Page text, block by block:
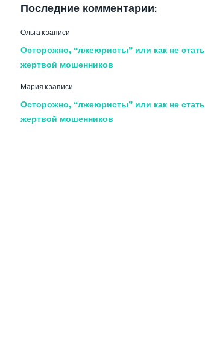
Последние комментарии:
Ольга к записи
Осторожно, “лжеюристы” или как не стать
жертвой мошенников
Мария к записи
Осторожно, “лжеюристы” или как не стать
жертвой мошенников